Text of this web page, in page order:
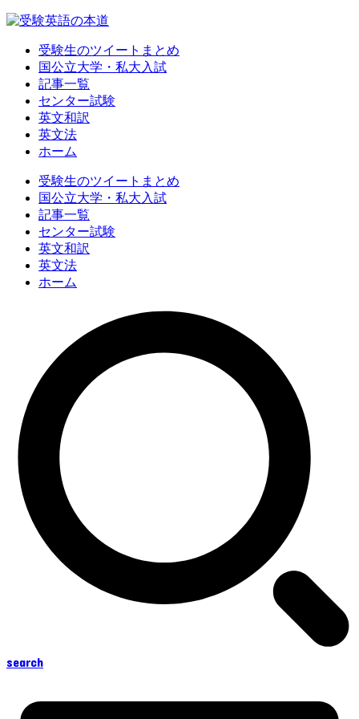
受験生のツイートまとめ
国公立大学・私大入試
記事一覧
センター試験
英文和訳
英文法
ホーム
受験生のツイートまとめ
国公立大学・私大入試
記事一覧
センター試験
英文和訳
英文法
ホーム
search